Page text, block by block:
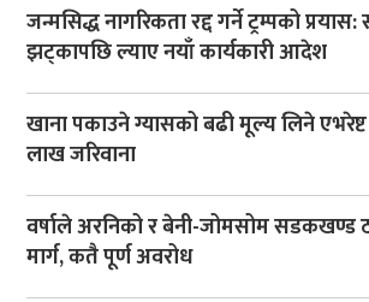
जन्मसिद्ध नागरिकता रद्द गर्ने ट्रम्पको प्रयास:
झट्कापछि ल्याए नयाँ कार्यकारी आदेश
खाना पकाउने ग्यासको बढी मूल्य लिने एभरेष्ट
लाख जरिवाना
वर्षाले अरनिको र बेनी-जोमसोम
मार्ग, कतै पूर्ण अवरोध